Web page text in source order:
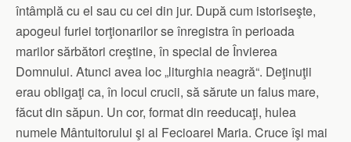
întâmplă cu el sau cu cei din jur. După cum istoriseşte,
apogeul furiei torţionarilor se înregistra în perioada
marilor sărbători creştine, în special de Învierea
Domnului. Atunci avea loc „liturghia neagră“. Deţinuţii
erau obligaţi ca, în locul crucii, să sărute un falus mare,
făcut din săpun. Un cor, format din reeducaţi, hulea
numele Mântuitorului şi al Fecioarei Maria. Cruce îşi mai